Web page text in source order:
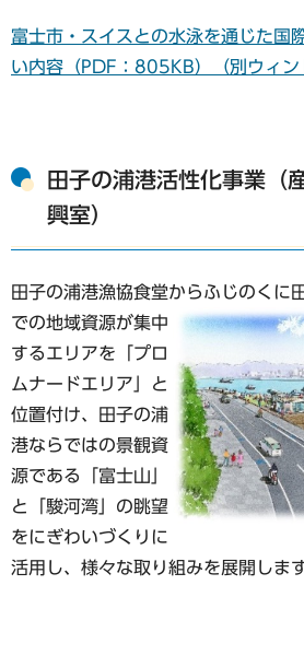
富士市・スイスとの水泳を通じた国
い内容（PDF：805KB）（別ウィン
田子の浦港活性化事業（
興室）
田子の浦港漁協食堂からふじのくに
での地域資源が集中
するエリアを「プロ
ムナードエリア」と
位置付け、田子の浦
港ならではの景観資
源である「富士山」
と「駿河湾」の眺望
をにぎわいづくりに
活用し、様々な取り組みを展開します